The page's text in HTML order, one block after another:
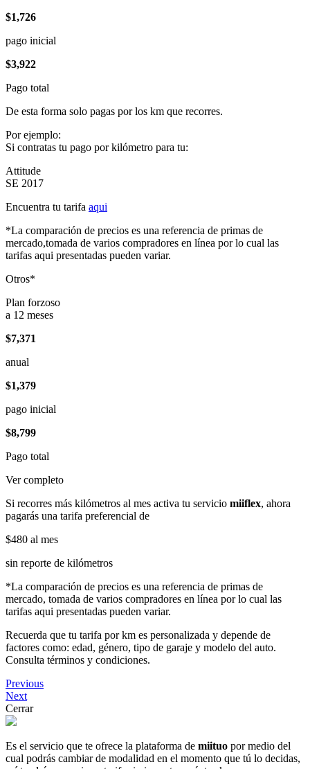
$1,726
pago inicial
$3,922
Pago total
De esta forma solo pagas por los km que recorres.
Por ejemplo:
Si contratas tu pago por kilómetro para tu:
Attitude
SE 2017
Encuentra tu tarifa aqui
*La comparación de precios es una referencia de primas de
mercado,tomada de varios compradores en línea por lo cual las
tarifas aqui presentadas pueden variar.
Otros*
Plan forzoso
a 12 meses
$7,371
anual
$1,379
pago inicial
$8,799
Pago total
Ver completo
Si recorres más kilómetros al mes activa tu servicio miiflex, ahora
pagarás una tarifa preferencial de
$480 al mes
sin reporte de kilómetros
*La comparación de precios es una referencia de primas de
mercado, tomada de varios compradores en línea por lo cual las
tarifas aqui presentadas pueden variar.
Recuerda que tu tarifa por km es personalizada y depende de
factores como: edad, género, tipo de garaje y modelo del auto.
Consulta términos y condiciones.
Previous
Next
Cerrar
Es el servicio que te ofrece la plataforma de miituo por medio del
cual podrás cambiar de modalidad en el momento que tú lo decidas,